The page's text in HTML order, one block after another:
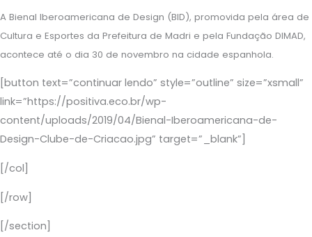
A Bienal Iberoamericana de Design (BID), promovida pela área de
Cultura e Esportes da Prefeitura de Madri e pela Fundação DIMAD,
acontece até o dia 30 de novembro na cidade espanhola.
[button text=”continuar lendo” style=”outline” size=”xsmall”
link=”https://positiva.eco.br/wp-
content/uploads/2019/04/Bienal-Iberoamericana-de-
Design-Clube-de-Criacao.jpg” target=”_blank”]
[/col]
[/row]
[/section]